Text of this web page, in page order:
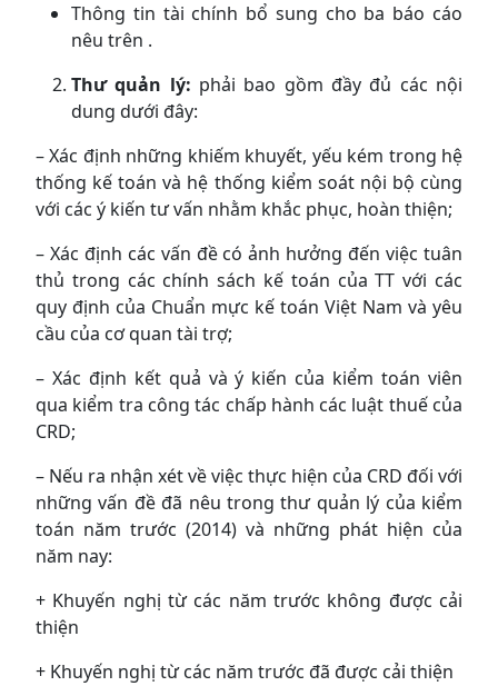
Thông tin tài chính bổ sung cho ba báo cáo
nêu trên .
Thư quản lý: phải bao gồm đầy đủ các nội
dung dưới đây:
– Xác định những khiếm khuyết, yếu kém trong hệ
thống kế toán và hệ thống kiểm soát nội bộ cùng
với các ý kiến tư vấn nhằm khắc phục, hoàn thiện;
– Xác định các vấn đề có ảnh hưởng đến việc tuân
thủ trong các chính sách kế toán của TT với các
quy định của Chuẩn mực kế toán Việt Nam và yêu
cầu của cơ quan tài trợ;
– Xác định kết quả và ý kiến của kiểm toán viên
qua kiểm tra công tác chấp hành các luật thuế của
CRD;
– Nếu ra nhận xét về việc thực hiện của CRD đối với
những vấn đề đã nêu trong thư quản lý của kiểm
toán năm trước (2014) và những phát hiện của
năm nay:
+ Khuyến nghị từ các năm trước không được cải
thiện
+ Khuyến nghị từ các năm trước đã được cải thiện